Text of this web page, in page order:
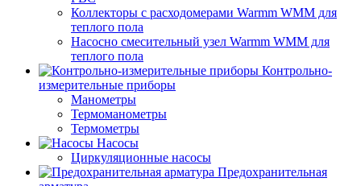
Коллекторы с расходомерами Warmm WMM для
теплого пола
Насосно смесительный узел Warmm WMM для
теплого пола
Контрольно-
измерительные приборы
Манометры
Термоманометры
Термометры
Насосы
Циркуляционные насосы
Предохранительная